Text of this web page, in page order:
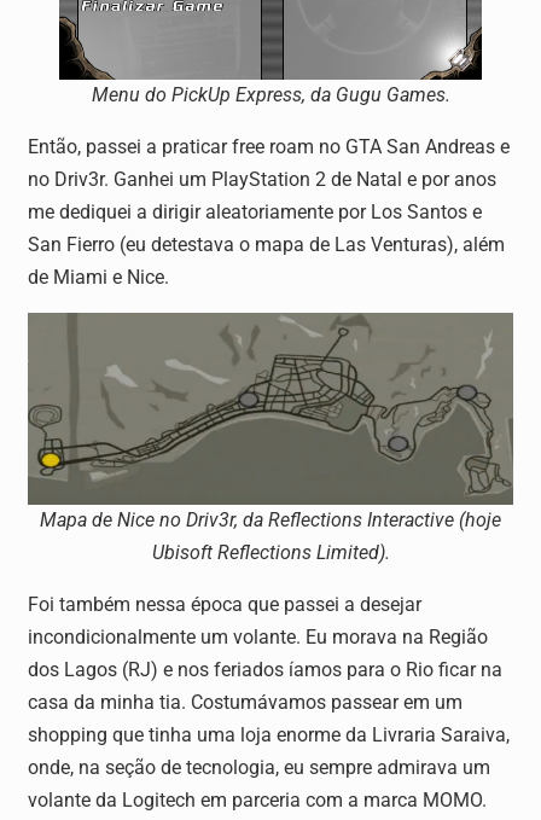
Menu do PickUp Express, da Gugu Games.
Então, passei a praticar free roam no GTA San Andreas e
no Driv3r. Ganhei um PlayStation 2 de Natal e por anos
me dediquei a dirigir aleatoriamente por Los Santos e
San Fierro (eu detestava o mapa de Las Venturas), além
de Miami e Nice.
Mapa de Nice no Driv3r, da Reflections Interactive (hoje
Ubisoft Reflections Limited).
Foi também nessa época que passei a desejar
incondicionalmente um volante. Eu morava na Região
dos Lagos (RJ) e nos feriados íamos para o Rio ficar na
casa da minha tia. Costumávamos passear em um
shopping que tinha uma loja enorme da Livraria Saraiva,
onde, na seção de tecnologia, eu sempre admirava um
volante da Logitech em parceria com a marca MOMO.